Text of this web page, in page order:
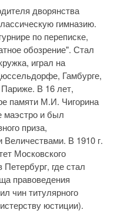
дворянства
гимназию.
по переписке,
обозрение". Стал
играл на
Гамбурге,
В 16 лет,
памяти М.И. Чигорина
маэстро и был
приза,
В 1910 г.
Московского
Петербург, где стал
правоведения
чин титулярного
юстиции).